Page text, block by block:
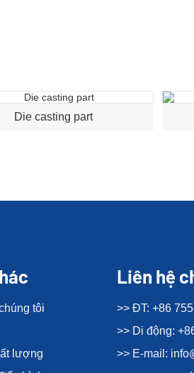
Die casting part
tôi
lượng
Liên hệ
>> ĐT: +86
>> Di động:
>> E-mail: